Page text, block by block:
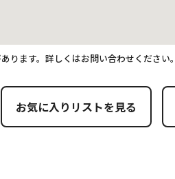
ます。詳しくはお問い合わせください。
お気に入りリストを見る